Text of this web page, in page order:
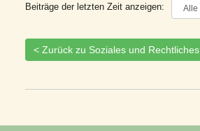
Beiträge der letzten Zeit anzeigen:
< Zurück zu Soziales und Rechtliches